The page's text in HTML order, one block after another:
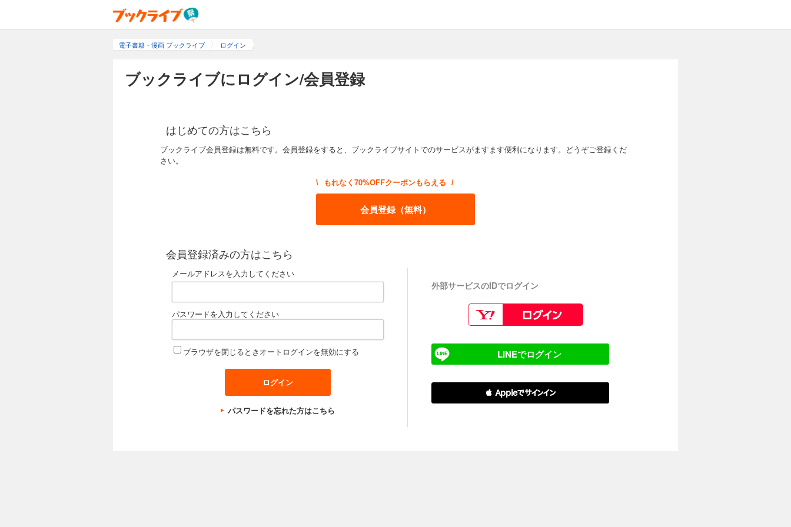
電子書籍・漫画 ブックライブ ログイン
ブックライブにログイン/会員登録
はじめての方はこちら
ブックライブ会員登録は無料です。会員登録をすると、ブックライブサイトでのサービスがますます便利になります。どうぞご登録くだ
さい。
\ もれなく70%OFFクーポンもらえる /
会員登録（無料）
会員登録済みの方はこちら
メールアドレスを入力してください
パスワードを入力してください
ブラウザを閉じるときオートログインを無効にする
パスワードを忘れた方はこちら
外部サービスのIDでログイン
LINEでログイン
 Appleでサインイン